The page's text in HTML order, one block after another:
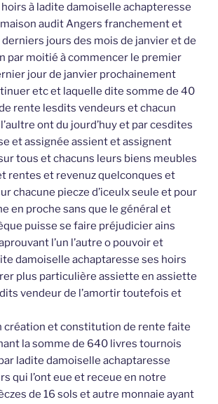
à ladite damoiselle achapteresse
audit Angers franchement et
jours des mois de janvier et de
par moitié à commencer le premier
jour de janvier prochainement
etc et laquelle dite somme de 40
rente lesdits vendeurs et chacun
l’aultre ont du jourd’huy et par cesdites
et assignée assient et assignent
tous et chacuns leurs biens meubles
rentes et revenuz quelconques et
chacune piecze d’iceulx seule et pour
en proche sans que le général et
puisse se faire préjudicier ains
l’un l’autre o pouvoir et
damoiselle achaptaresse ses hoirs
plus particulière assiette en assiette
vendeur de l’amortir toutefois et
création et constitution de rente faite
la somme de 640 livres tournois
ladite damoiselle achaptaresse
qui l’ont eue et receue en notre
de 16 sols et autre monnaie ayant